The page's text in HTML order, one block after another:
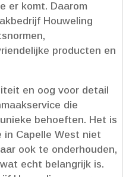
er komt.​ Daarom
Houweling
producten en
en oog voor detail
die
behoeften.​ Het is
in Capelle West niet
ook te onderhouden,
echt belangrijk is.​